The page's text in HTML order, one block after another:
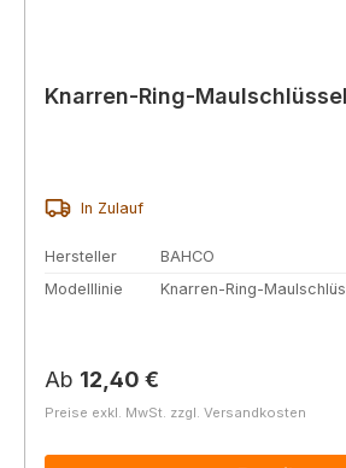
Knarren-Ring-
In Zulauf
Hersteller
BAHCO
Modelllinie
Knarren-Ring-
Regulärer Preis:
Ab 12,40 €
Preise exkl. MwSt. zzgl. Versandkosten